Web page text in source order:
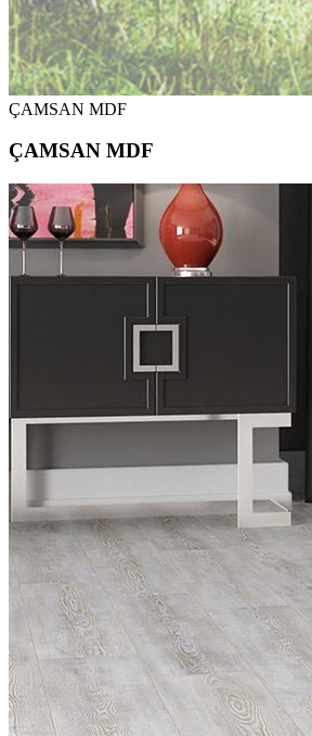
ÇAMSAN MDF
ÇAMSAN MDF